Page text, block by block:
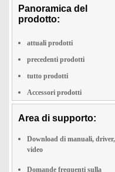
Panoramica del
prodotto:
attuali prodotti
precedenti prodotti
tutto prodotti
Accessori prodotti
Area di supporto:
Download di manuali, driver,
video
Domande frequenti sulla